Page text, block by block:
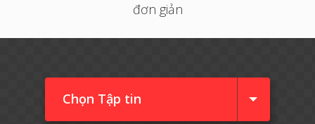
đơn giản
Chọn Tập tin